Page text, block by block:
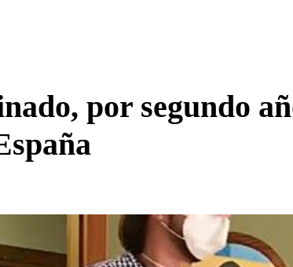
por segundo